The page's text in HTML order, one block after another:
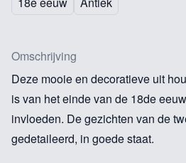
Omschrijving
Deze mooie en decoratieve uit
is van het einde van de 18de
invloeden. De gezichten van de
gedetaileerd, in goede staat.